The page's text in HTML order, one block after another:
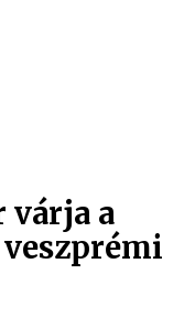
várja a